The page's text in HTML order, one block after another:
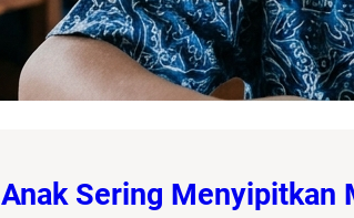
Anak Sering Menyipitkan